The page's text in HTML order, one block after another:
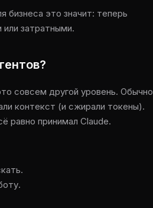
бизнеса это значит: теперь
затратными.
совсем другой уровень. Обычно
контекст (и сжирали токены).
равно принимал Claude.